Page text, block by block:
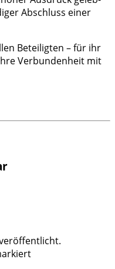
Abschluss einer
Betei­lig­ten – für ihr
Ver­bun­den­heit mit